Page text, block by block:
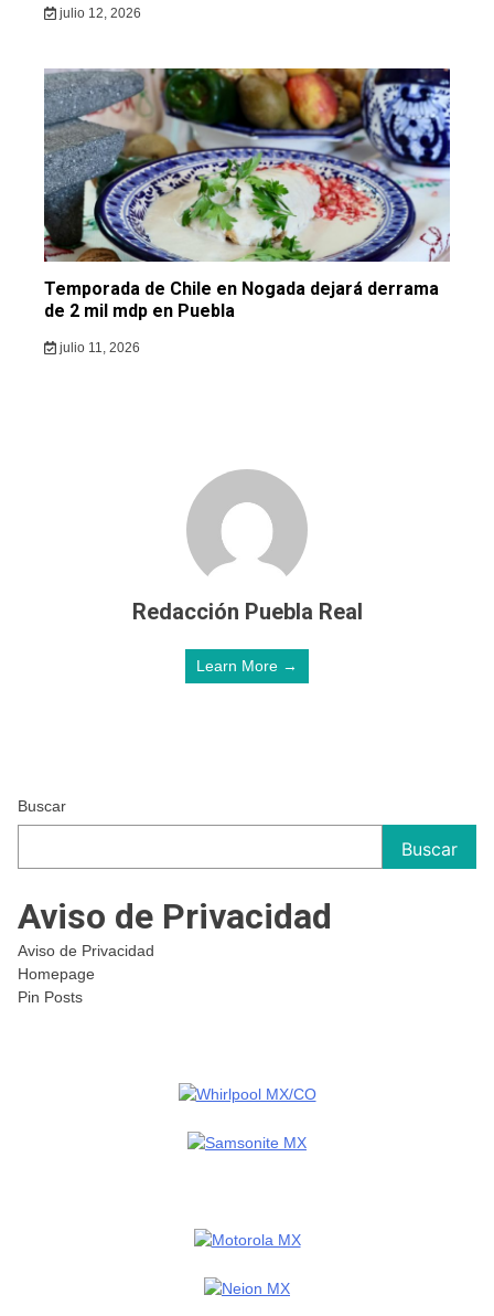
julio 12, 2026
Temporada de Chile en Nogada dejará derrama
de 2 mil mdp en Puebla
julio 11, 2026
Redacción Puebla Real
Learn More →
Buscar
Buscar
Aviso de Privacidad
Aviso de Privacidad
Homepage
Pin Posts